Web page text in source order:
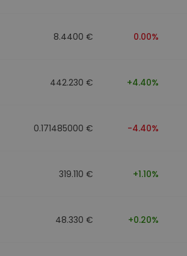
8.4400 € 0.00%
442.230 € +4.40%
0.171485000 € -4.40%
319.110 € +1.10%
48.330 € +0.20%